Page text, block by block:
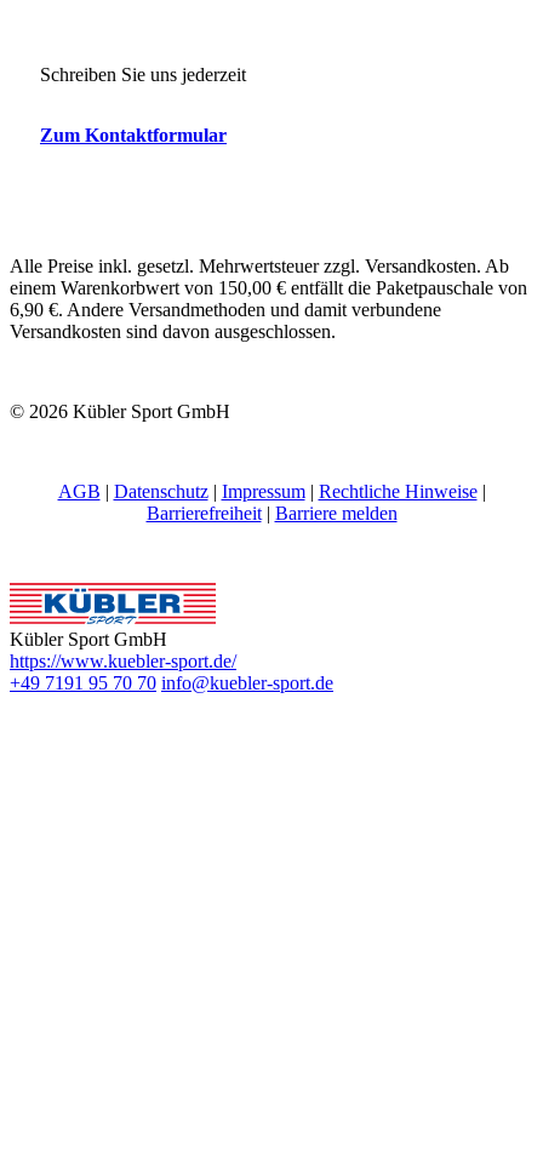
Schreiben Sie uns jederzeit
Zum Kontaktformular
Alle Preise inkl. gesetzl. Mehrwertsteuer zzgl. Versandkosten. Ab
einem Warenkorbwert von 150,00 € entfällt die Paketpauschale von
6,90 €. Andere Versandmethoden und damit verbundene
Versandkosten sind davon ausgeschlossen.
© 2026 Kübler Sport GmbH
AGB | Datenschutz| Impressum| Rechtliche Hinweise|
Barrierefreiheit| Barriere melden
Kübler Sport GmbH
https://www.kuebler-sport.de/
+49 7191 95 70 70 info@kuebler-sport.de